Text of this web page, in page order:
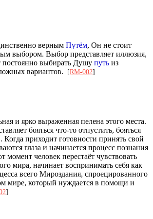
верным Путём, Он не стоит
выбором. Выбор представляет иллюзия,
постоянно выбирать Душу путь из
вариантов.
[RM-002]
и ярко выраженная пелена этого места.
бояться что-то отпустить, бояться
Когда приходит готовности принять свой
глаза и начинается процесс познания
момент человек перестаёт чувствовать
мира, начинает воспринимать себя как
всего Мироздания, спроецированного
мире, который нуждается в помощи и
]